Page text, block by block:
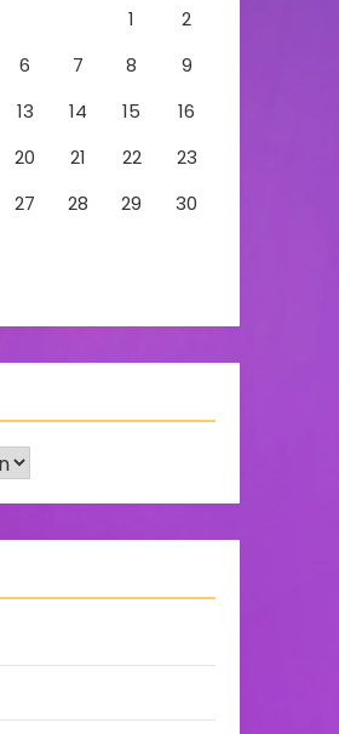
1
2
6 7 8
9
13 14 15
16
20 21 22
23
27 28 29
30